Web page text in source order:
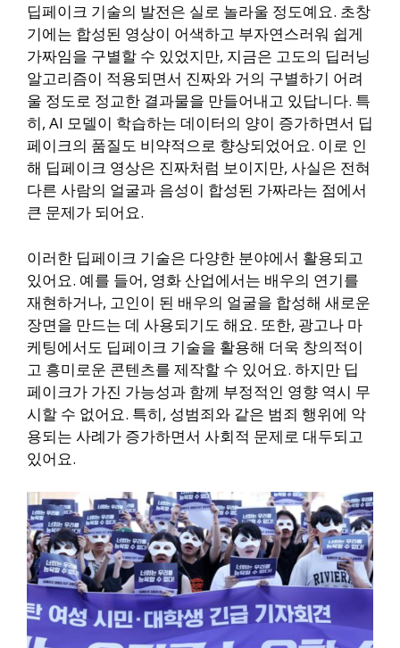
딥페이크 기술의 발전은 실로 놀라울 정도예요. 초창
기에는 합성된 영상이 어색하고 부자연스러워 쉽게
가짜임을 구별할 수 있었지만, 지금은 고도의 딥러닝
알고리즘이 적용되면서 진짜와 거의 구별하기 어려
울 정도로 정교한 결과물을 만들어내고 있답니다. 특
히, AI 모델이 학습하는 데이터의 양이 증가하면서 딥
페이크의 품질도 비약적으로 향상되었어요. 이로 인
해 딥페이크 영상은 진짜처럼 보이지만, 사실은 전혀
다른 사람의 얼굴과 음성이 합성된 가짜라는 점에서
큰 문제가 되어요.
이러한 딥페이크 기술은 다양한 분야에서 활용되고
있어요. 예를 들어, 영화 산업에서는 배우의 연기를
재현하거나, 고인이 된 배우의 얼굴을 합성해 새로운
장면을 만드는 데 사용되기도 해요. 또한, 광고나 마
케팅에서도 딥페이크 기술을 활용해 더욱 창의적이
고 흥미로운 콘텐츠를 제작할 수 있어요. 하지만 딥
페이크가 가진 가능성과 함께 부정적인 영향 역시 무
시할 수 없어요. 특히, 성범죄와 같은 범죄 행위에 악
용되는 사례가 증가하면서 사회적 문제로 대두되고
있어요.